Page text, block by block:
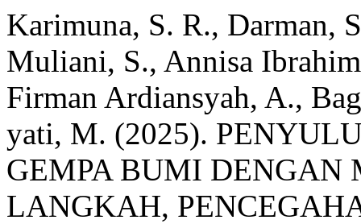
Karimuna, S. R., Darman,
Muliani, S., Annisa
Firman Ardiansyah, A.,
yati, M. (2025).
GEMPA BUMI
LANGKAH,